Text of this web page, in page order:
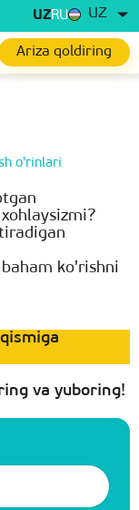
UZRU UZ
Ariza qoldiring
o'rinlari
ko'rishni
va yuboring!